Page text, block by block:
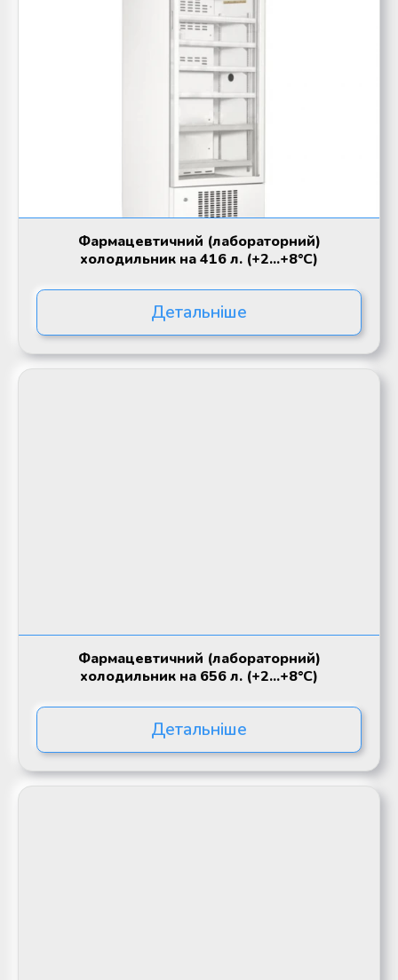
Фармацевтичний (лабораторний)
холодильник на 416 л. (+2...+8°C)
Детальніше
Фармацевтичний (лабораторний)
холодильник на 656 л. (+2...+8°C)
Детальніше